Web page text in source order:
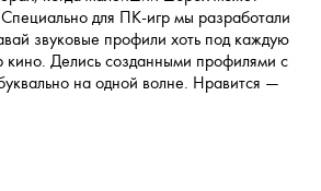
для ПК-игр мы разработали
звуковые профили хоть под каждую
кино. Делись созданными профилями с
на одной волне. Нравится —